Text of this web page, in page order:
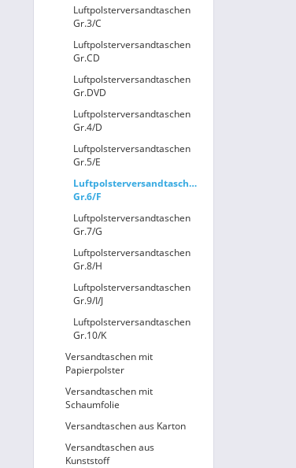
Luftpolsterversandtaschen
Gr.3/C
Luftpolsterversandtaschen
Gr.CD
Luftpolsterversandtaschen
Gr.DVD
Luftpolsterversandtaschen
Gr.4/D
Luftpolsterversandtaschen
Gr.5/E
Luftpolsterversandtaschen
Gr.6/F
Luftpolsterversandtaschen
Gr.7/G
Luftpolsterversandtaschen
Gr.8/H
Luftpolsterversandtaschen
Gr.9/I/J
Luftpolsterversandtaschen
Gr.10/K
Versandtaschen mit
Papierpolster
Versandtaschen mit
Schaumfolie
Versandtaschen aus Karton
Versandtaschen aus
Kunststoff